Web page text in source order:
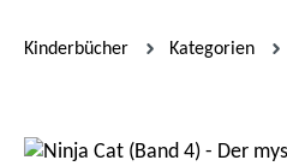
Kinderbücher Kategorien
Bildergalerie überspringen